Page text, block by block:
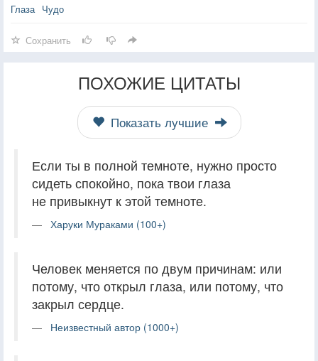
Глаза Чудо
Сохранить
ПОХОЖИЕ ЦИТАТЫ
Показать лучшие
Если ты в полной темноте, нужно просто
сидеть спокойно, пока твои глаза
не привыкнут к этой темноте.
Харуки Мураками (100+)
Человек меняется по двум причинам: или
потому, что открыл глаза, или потому, что
закрыл сердце.
Неизвестный автор (1000+)